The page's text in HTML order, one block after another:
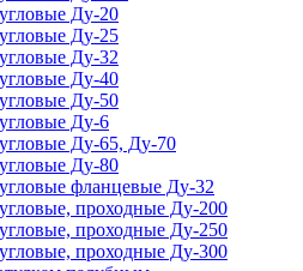
Ду-20
Ду-25
Ду-32
Ду-40
Ду-50
Ду-6
Ду-65, Ду-70
Ду-80
фланцевые Ду-32
проходные Ду-200
проходные Ду-250
проходные Ду-300